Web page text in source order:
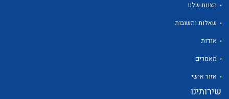
לכל מוצרי היצרן
הצוות שלנו
שאלות ותשובות
אודות
מאמרים
אזור אישי
שירותינו